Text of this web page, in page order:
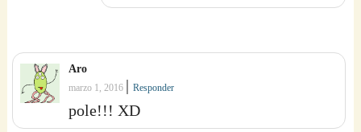
Aro
marzo 1, 2016 |Responder
pole!!! XD